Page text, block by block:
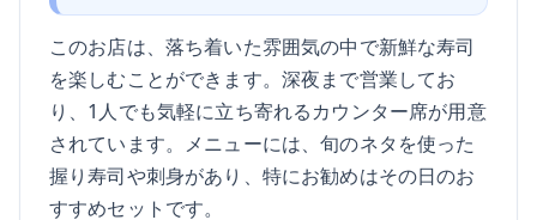
このお店は、落ち着いた雰囲気の中で新鮮な寿司
を楽しむことができます。深夜まで営業してお
り、1人でも気軽に立ち寄れるカウンター席が用意
されています。メニューには、旬のネタを使った
握り寿司や刺身があり、特にお勧めはその日のお
すすめセットです。